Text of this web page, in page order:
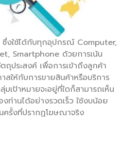
งใช้ได้กับทุกอุปกรณ์ Computer,
Smartphone ด้วยการเน้น
ประสงค์ เพื่อการเข้าถึงลูกค้า
าสให้กับการขายสินค้าหรือบริการ
มเป้าหมายจะอยู่ที่ใดก็สามารถเห็น
งท่านได้อย่างรวดเร็ว ใช้งบน้อย
ครั้งที่ปรากฏโฆษณาจริง